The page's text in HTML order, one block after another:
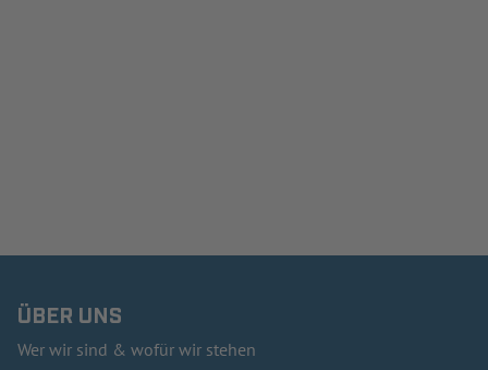
ÜBER UNS
Wer wir sind & wofür wir stehen